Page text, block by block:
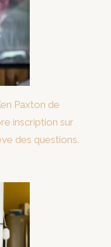
Paxton de
inscription sur
des questions.